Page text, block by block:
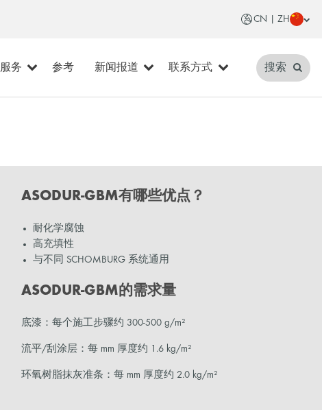
CN | ZH
服务 参考 新闻报道 联系方式 搜索
ASODUR-GBM有哪些优点？
耐化学腐蚀
高充填性
与不同 SCHOMBURG 系统通用
ASODUR-GBM的需求量
底漆：每个施工步骤约 300-500 g/m²
流平/刮涂层：每 mm 厚度约 1.6 kg/m²
环氧树脂抹灰准条：每 mm 厚度约 2.0 kg/m²